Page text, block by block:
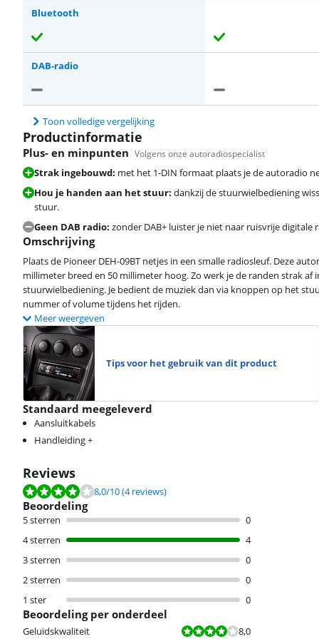
Bluetooth
DAB-radio
Toon volledige vergelijking
Productinformatie
Plus- en minpunten Volgens onze autoradiospecialist
Strak ingebouwd: met het 1-DIN formaat plaats je de autoradio
Hou je handen aan het stuur: dankzij de stuurwielbediening
stuur.
Geen DAB radio: zonder DAB+ luister je niet naar ruisvrije digitale
Omschrijving
Plaats de Pioneer DEH-09BT netjes in een smalle radiosleuf. Deze
millimeter breed en 50 millimeter hoog. Zo werk je de randen strak
stuurwielbediening. Je bedient de muziek dan via knoppen op het
nummer of volume tijdens het rijden.
Meer weergeven
Tips voor het gebruik van dit product
Standaard meegeleverd
Aansluitkabels
Handleiding +
Reviews
Beoordeling is 8,0 van de 10, gebaseerd op 4 reviews.
8,0/10(4 reviews)
Beoordeling
5 sterren
0
4 sterren
4
3 sterren
0
2 sterren
0
1 ster
0
Beoordeling per onderdeel
Geluidskwaliteit
Beoordeling is 8,0 van de 10.
8,0